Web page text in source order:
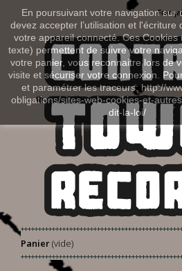
En poursuivant votre navigation sur
devez accepter l’utilisation et l'écriture
votre appareil connecté. Ces Cookies
texte) permettent de suivre votre
votre panier, vous reconnaitre lors de
visite et sécuriser votre connexion.
et paramétrer les traceurs: http://
obligations/sites-web-cookies-et-
dit-la-loi/
Panier(vide)